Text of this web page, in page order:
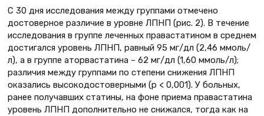
С 30 дня исследования между группами отмечено
достоверное различие в уровне ЛПНП (рис. 2). В течение
исследования в группе леченных правастатином в среднем
достигался уровень ЛПНП, равный 95 мг/дл (2,46 ммоль/
л), а в группе аторвастатина – 62 мг/дл (1,60 ммоль/л);
различия между группами по степени снижения ЛПНП
оказались высокодостоверными (р < 0,001). У больных,
ранее получавших статины, на фоне приема правастатина
уровень ЛПНП дополнительно не снижался, тогда как на